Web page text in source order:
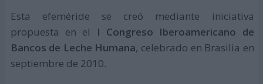
Esta efeméride se creó mediante iniciativa
propuesta en el
I Congreso Iberoamericano de
Bancos de Leche Humana, celebrado en Brasilia en
septiembre de 2010.